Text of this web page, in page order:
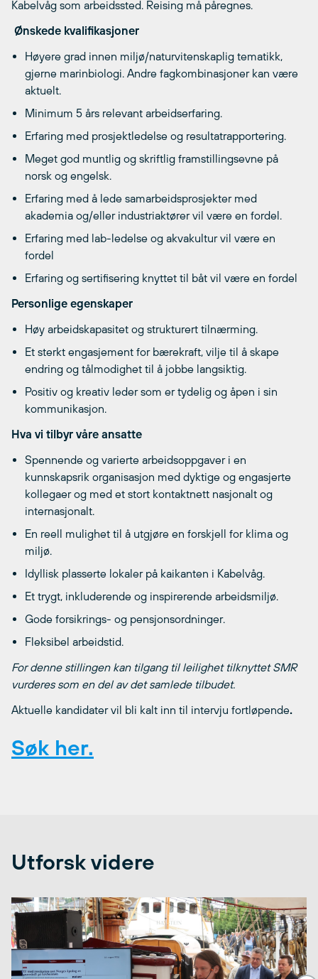
Kabelvåg som arbeidssted. Reising må påregnes.
Ønskede kvalifikasjoner
Høyere grad innen miljø/naturvitenskaplig tematikk,
gjerne marinbiologi. Andre fagkombinasjoner kan være
aktuelt.
Minimum 5 års relevant arbeidserfaring.
Erfaring med prosjektledelse og resultatrapportering.
Meget god muntlig og skriftlig framstillingsevne på
norsk og engelsk.
Erfaring med å lede samarbeidsprosjekter med
akademia og/eller industriaktører vil være en fordel.
Erfaring med lab-ledelse og akvakultur vil være en
fordel
Erfaring og sertifisering knyttet til båt vil være en fordel
Personlige egenskaper
Høy arbeidskapasitet og strukturert tilnærming.
Et sterkt engasjement for bærekraft, vilje til å skape
endring og tålmodighet til å jobbe langsiktig.
Positiv og kreativ leder som er tydelig og åpen i sin
kommunikasjon.
Hva vi tilbyr våre ansatte
Spennende og varierte arbeidsoppgaver i en
kunnskapsrik organisasjon med dyktige og engasjerte
kollegaer og med et stort kontaktnett nasjonalt og
internasjonalt.
En reell mulighet til å utgjøre en forskjell for klima og
miljø.
Idyllisk plasserte lokaler på kaikanten i Kabelvåg.
Et trygt, inkluderende og inspirerende arbeidsmiljø.
Gode forsikrings- og pensjonsordninger.
Fleksibel arbeidstid.
For denne stillingen kan tilgang til leilighet tilknyttet SMR
vurderes som en del av det samlede tilbudet.
Aktuelle kandidater vil bli kalt inn til intervju fortløpende.
Søk her.
Utforsk videre